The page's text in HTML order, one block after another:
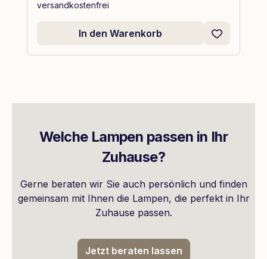
versandkostenfrei
In den Warenkorb
Welche Lampen passen in Ihr
Zuhause?
Gerne beraten wir Sie auch persönlich und finden
gemeinsam mit Ihnen die Lampen, die perfekt in Ihr
Zuhause passen.
Jetzt beraten lassen